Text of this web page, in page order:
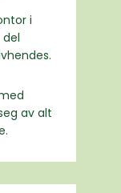
i
av alt